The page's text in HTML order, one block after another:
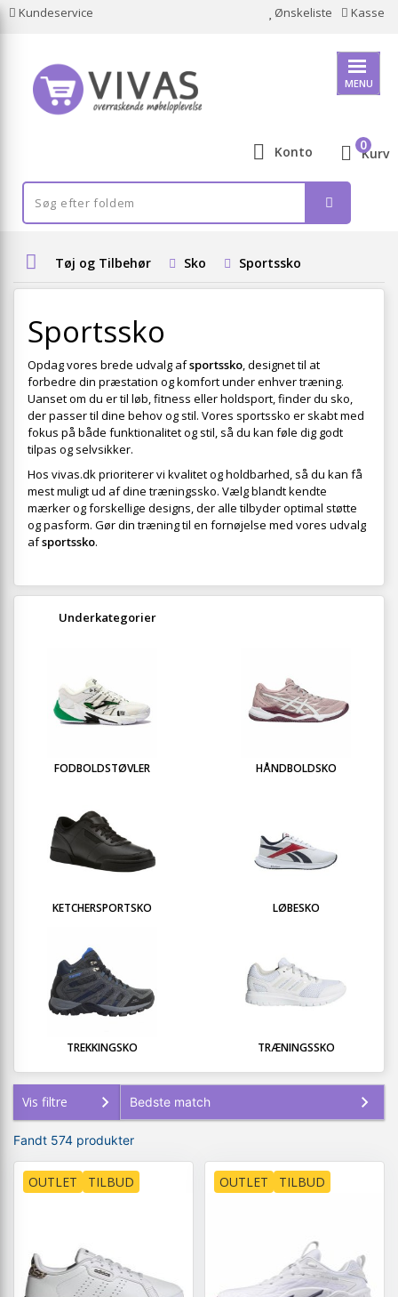
Kundeservice Ønskeliste Kasse
MENU
Konto Kurv
0
Tøj og Tilbehør Sko Sportssko
Sportssko
Opdag vores brede udvalg afsportssko, designet til at
forbedre din præstation og komfort under enhver træning.
Uanset om du er til løb, fitness eller holdsport, finder du sko,
der passer til dine behov og stil. Vores sportssko er skabt med
fokus på både funktionalitet og stil, så du kan føle dig godt
tilpas og selvsikker.
Hos vivas.dk prioriterer vi kvalitet og holdbarhed, så du kan få
mest muligt ud af dine træningssko. Vælg blandt kendte
mærker og forskellige designs, der alle tilbyder optimal støtte
og pasform. Gør din træning til en fornøjelse med vores udvalg
afsportssko.
Underkategorier
FODBOLDSTØVLER HÅNDBOLDSKO
KETCHERSPORTSKO LØBESKO
TREKKINGSKO TRÆNINGSSKO
Vis filtre
Fandt 574 produkter
OUTLET TILBUD OUTLET TILBUD